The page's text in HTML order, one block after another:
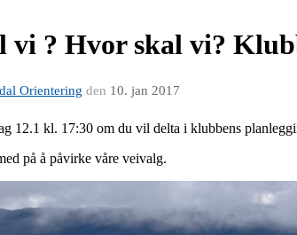
vi ? Hvor skal vi?
Orientering den 10. jan 2017
12.1 kl. 17:30 om du vil delta i klubbens
på å påvirke våre veivalg.